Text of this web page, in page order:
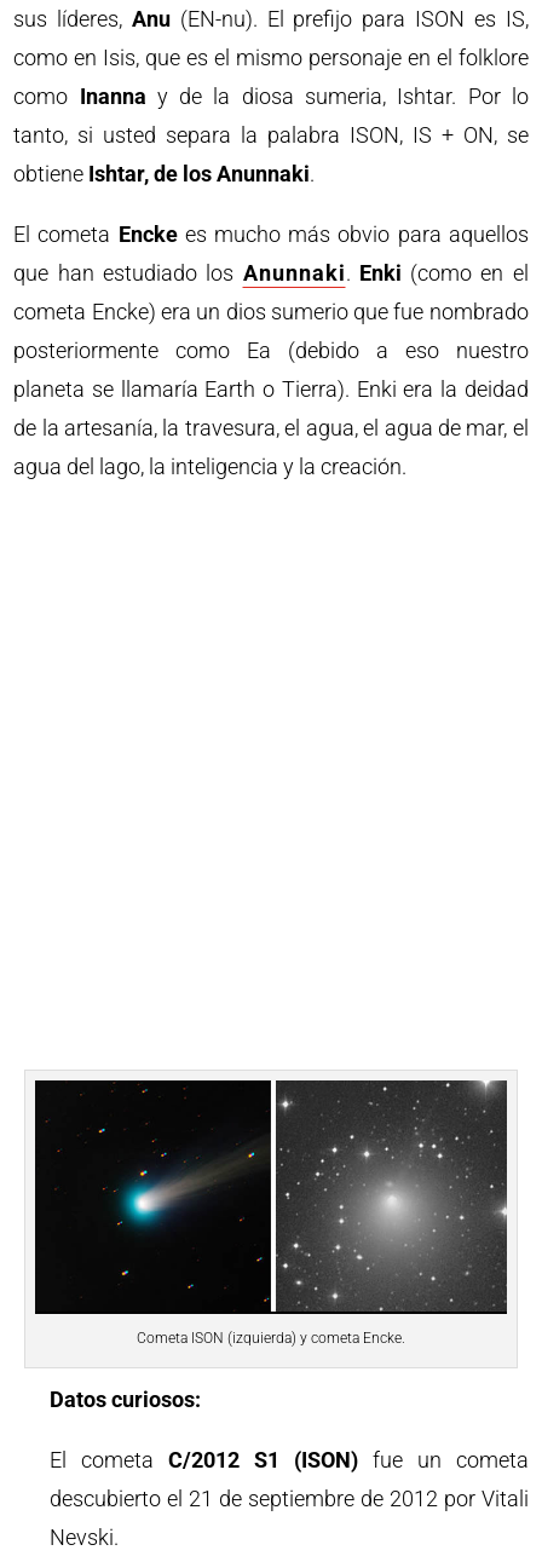
sus líderes, Anu(EN-nu). El prefijo para ISON es IS,
como en Isis, que es el mismo personaje en el folklore
como Inanna y de la diosa sumeria, Ishtar. Por lo
tanto, si usted separa la palabra ISON, IS + ON, se
obtiene Ishtar, de los Anunnaki.
El cometa Enckees mucho más obvio para aquellos
que han estudiado los Anunnaki. Enki (como en el
cometa Encke) era un dios sumerio que fue nombrado
posteriormente como Ea (debido a eso nuestro
planeta se llamaría Earth o Tierra). Enki era la deidad
de la artesanía, la travesura, el agua, el agua de mar, el
agua del lago, la inteligencia y la creación.
Cometa ISON (izquierda) y cometa Encke.
Datos curiosos:
El cometaC/2012 S1 (ISON)fue un cometa
descubierto el 21 de septiembre de 2012 por Vitali
Nevski.